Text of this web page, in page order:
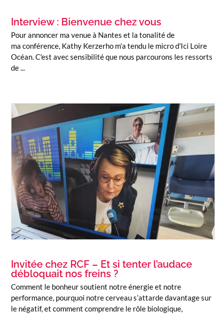
Interview : Bienvenue chez vous
Pour annoncer ma venue à Nantes et la tonalité de
ma conférence, Kathy Kerzerho m'a tendu le micro d'Ici Loire
Océan. C'est avec sensibilité que nous parcourons les ressorts
de ...
Invitée chez RCF – Et si tenter l’audace
débloquait nos freins ?
Comment le bonheur soutient notre énergie et notre
performance, pourquoi notre cerveau s’attarde davantage sur
le négatif, et comment comprendre le rôle biologique,